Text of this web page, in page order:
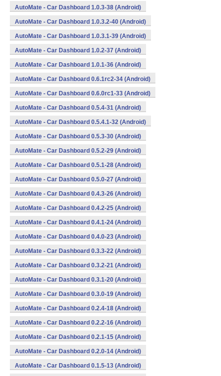
AutoMate - Car Dashboard 1.0.3-38 (Android)
AutoMate - Car Dashboard 1.0.3.2-40 (Android)
AutoMate - Car Dashboard 1.0.3.1-39 (Android)
AutoMate - Car Dashboard 1.0.2-37 (Android)
AutoMate - Car Dashboard 1.0.1-36 (Android)
AutoMate - Car Dashboard 0.6.1rc2-34 (Android)
AutoMate - Car Dashboard 0.6.0rc1-33 (Android)
AutoMate - Car Dashboard 0.5.4-31 (Android)
AutoMate - Car Dashboard 0.5.4.1-32 (Android)
AutoMate - Car Dashboard 0.5.3-30 (Android)
AutoMate - Car Dashboard 0.5.2-29 (Android)
AutoMate - Car Dashboard 0.5.1-28 (Android)
AutoMate - Car Dashboard 0.5.0-27 (Android)
AutoMate - Car Dashboard 0.4.3-26 (Android)
AutoMate - Car Dashboard 0.4.2-25 (Android)
AutoMate - Car Dashboard 0.4.1-24 (Android)
AutoMate - Car Dashboard 0.4.0-23 (Android)
AutoMate - Car Dashboard 0.3.3-22 (Android)
AutoMate - Car Dashboard 0.3.2-21 (Android)
AutoMate - Car Dashboard 0.3.1-20 (Android)
AutoMate - Car Dashboard 0.3.0-19 (Android)
AutoMate - Car Dashboard 0.2.4-18 (Android)
AutoMate - Car Dashboard 0.2.2-16 (Android)
AutoMate - Car Dashboard 0.2.1-15 (Android)
AutoMate - Car Dashboard 0.2.0-14 (Android)
AutoMate - Car Dashboard 0.1.5-13 (Android)